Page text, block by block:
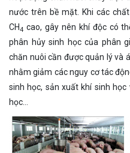
nước trên bề mặt. Khi các
CH4 cao, gây nên khí độc có
phân hủy sinh học của phân
chăn nuôi cần được quản lý và
nhằm giảm các nguy cơ tác
sinh học, sản xuất khí sinh
học…